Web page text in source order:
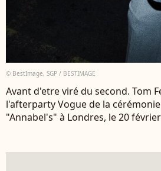
© BestImage, SGP / BESTIMAGE
Avant d'etre viré du second. Tom
l'afterparty Vogue de la
"Annabel's" à Londres, le 20